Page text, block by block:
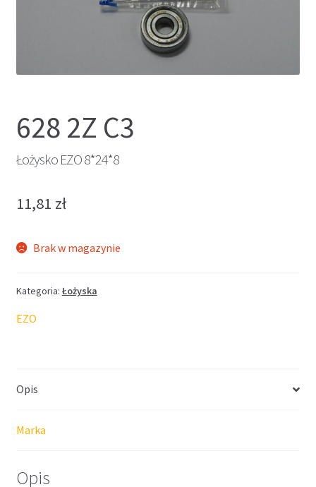
628 2Z C3
Łożysko EZO 8*24*8
11,81 zł
Brak w magazynie
Kategoria: Łożyska
EZO
Opis
Marka
Opis